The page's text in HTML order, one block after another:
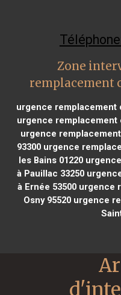
Zone
remplacement
urgence remplacement
urgence remplacement
urgence
93300urgence
les Bains 01220
à Pauillac 33250
à Ernée 53500 urgence
Osny 95520urgence